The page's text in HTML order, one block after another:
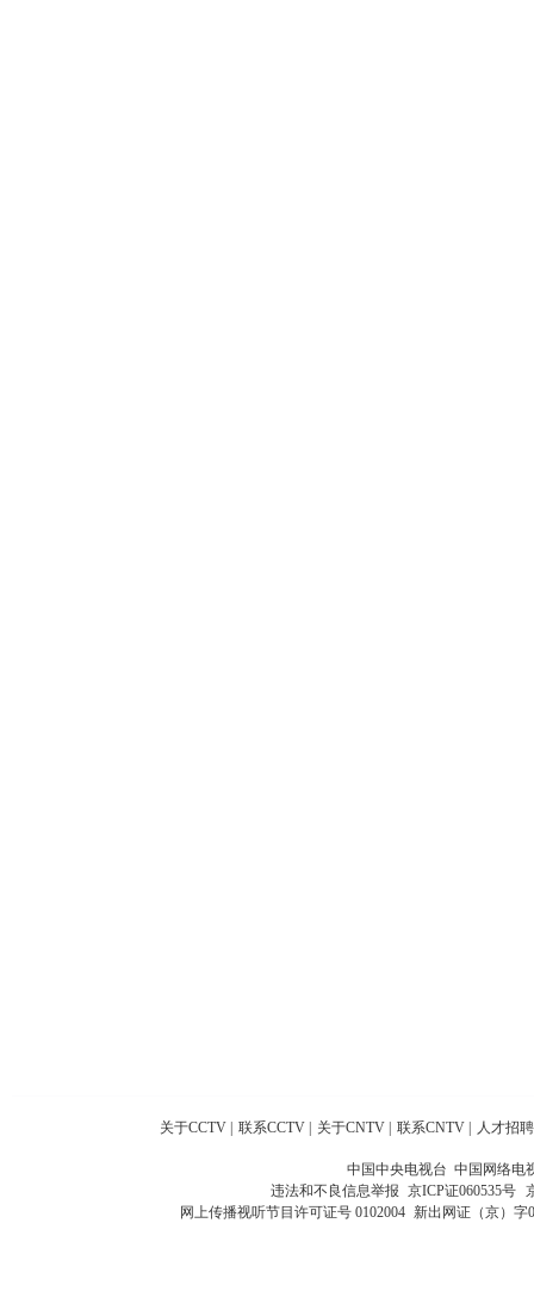
关于CCTV 联系CCTV 关于CNTV 联系CNTV 人才招聘
中国中央电视台 中国网络电
违法和不良信息举报 京ICP证060535号
网上传播视听节目许可证号 0102004 新出网证（京）